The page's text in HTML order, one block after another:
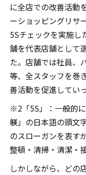
に全店での改善活動
ーショッピングリサ
5Sチェックを実施し
舗を代表店舗として
た。店舗では社員、
等、全スタッフを巻
善活動を促進してい
※2「5S」：一般的
躾」の日本語の頭文
のスローガンを表す
整頓・清掃・清潔・
しかしながら、どの